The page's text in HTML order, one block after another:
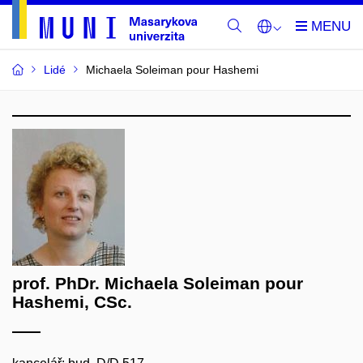
Lidé Michaela Soleiman pour Hashemi
prof. PhDr. Michaela Soleiman pour
Hashemi, CSc.